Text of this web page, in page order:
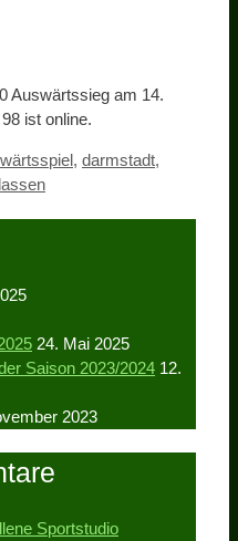
Auswärtssieg am 14.
ist online.
, darmstadt,
24. Mai 2025
Saison 2023/2024 12.
2023
Sportstudio